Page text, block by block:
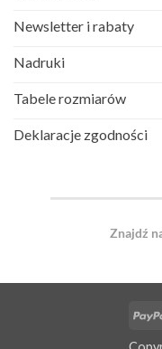
Newsletter i rabaty
Nadruki
Tabele rozmiarów
Deklaracje zgodności
Znajdź